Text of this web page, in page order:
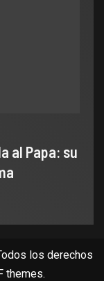
al Papa: su
los derechos
themes.